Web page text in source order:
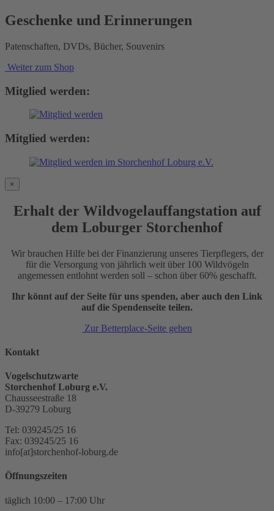
Geschenke und Erinnerungen
Patenschaften, DVDs, Bücher, Souvenirs
Weiter zum Shop
Mitglied werden:
Mitglied werden:
×
Erhalt der Wildvogelauffangstation auf
dem Loburger Storchenhof
Wir brauchen Hilfe bei der Finanzierung unseres Tierpflegers, der
für die Versorgung von jährlich weit über 100 Wildvögeln
angemessen entlohnt werden soll – schon über 60% geschafft.
Ihr könnt auf der Seite für uns spenden, aber auch den Link
auf die Spendenseite teilen.
Zur Betterplace-Seite gehen
Kontakt
Vogelschutzwarte
Storchenhof Loburg e.V.
Chausseestraße 18
D-39279 Loburg
Tel: 039245/25 16
Fax: 039245/25 16
info[at]storchenhof-loburg.de
Öffnungszeiten
täglich 10:00 – 17:00 Uhr